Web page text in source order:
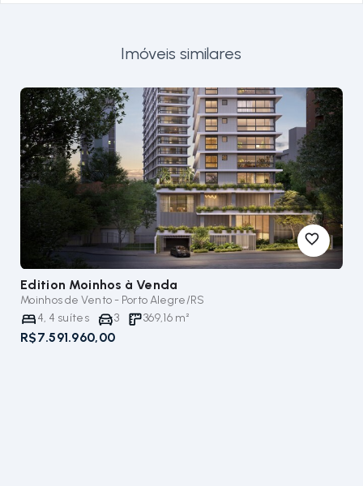
Imóveis similares
Edition Moinhos à Venda
Moinhos de Vento - Porto Alegre/RS
4, 4 suítes 3 369,16 m²
R$7.591.960,00